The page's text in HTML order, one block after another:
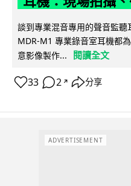
談到專業混音專用的聲音監
MDR-M1 專業錄音室耳機都
意影像製作...
閱讀全文
33 2 ↗ 分享
ADVERTISEMENT